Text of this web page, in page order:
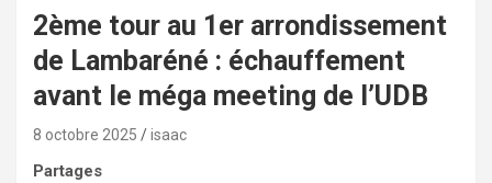
2ème tour au 1er arrondissement
de Lambaréné : échauffement
avant le méga meeting de l’UDB
8 octobre 2025 isaac
Partages